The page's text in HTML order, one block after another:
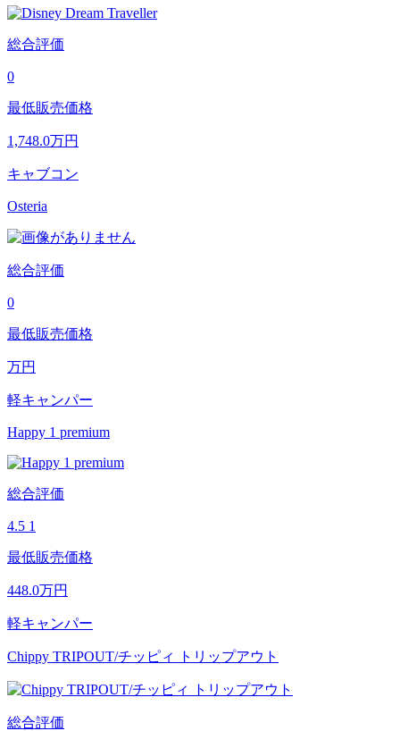
総合評価
0
最低販売価格
1,748.0万円
キャブコン
Osteria
総合評価
0
最低販売価格
万円
軽キャンパー
Happy 1 premium
総合評価
4.5 1
最低販売価格
448.0万円
軽キャンパー
Chippy TRIPOUT/チッピィ トリップアウト
総合評価